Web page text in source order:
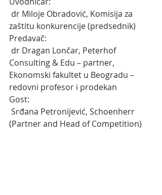
zaštitu konkurencije (predsednik)
Predavač:
Consulting & Edu – partner,
Ekonomski fakultet u Beogradu –
redovni profesor i prodekan
Gost:
(Partner and Head of Competition)